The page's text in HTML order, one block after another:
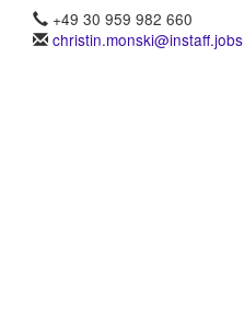
+49 30 959 982 660
christin.monski@instaff.jobs